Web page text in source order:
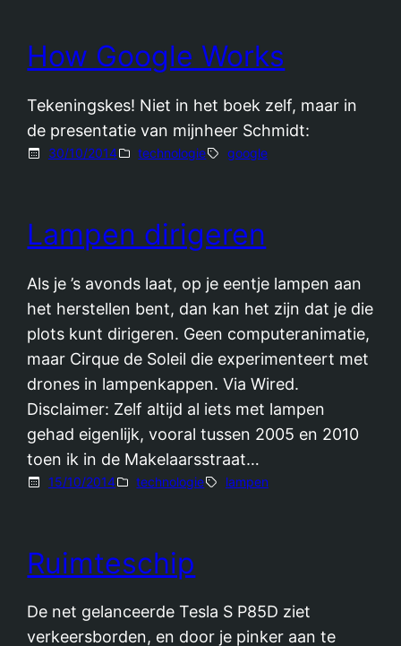
How Google Works
Tekeningskes! Niet in het boek zelf, maar in
de presentatie van mijnheer Schmidt:
30/10/2014 technologie google
Lampen dirigeren
Als je ’s avonds laat, op je eentje lampen aan
het herstellen bent, dan kan het zijn dat je die
plots kunt dirigeren. Geen computeranimatie,
maar Cirque de Soleil die experimenteert met
drones in lampenkappen. Via Wired.
Disclaimer: Zelf altijd al iets met lampen
gehad eigenlijk, vooral tussen 2005 en 2010
toen ik in de Makelaarsstraat…
15/10/2014 technologie lampen
Ruimteschip
De net gelanceerde Tesla S P85D ziet
verkeersborden, en door je pinker aan te